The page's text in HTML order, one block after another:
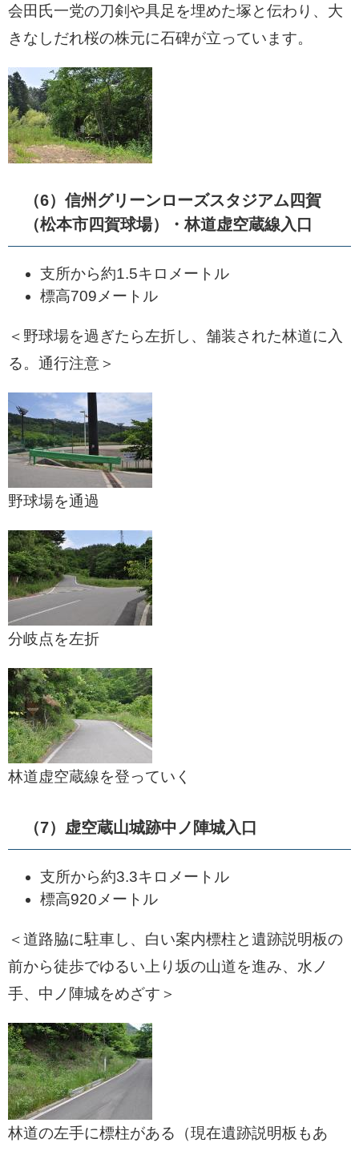
会田氏一党の刀剣や具足を埋めた塚と伝わり、大
きなしだれ桜の株元に石碑が立っています。
（6）信州グリーンローズスタジアム四賀
（松本市四賀球場）・林道虚空蔵線入口
支所から約1.5キロメートル
標高709メートル
＜野球場を過ぎたら左折し、舗装された林道に入
る。通行注意＞
野球場を通過
分岐点を左折
林道虚空蔵線を登っていく
（7）虚空蔵山城跡中ノ陣城入口
支所から約3.3キロメートル
標高920メートル
＜道路脇に駐車し、白い案内標柱と遺跡説明板の
前から徒歩でゆるい上り坂の山道を進み、水ノ
手、中ノ陣城をめざす＞
林道の左手に標柱がある（現在遺跡説明板もあ